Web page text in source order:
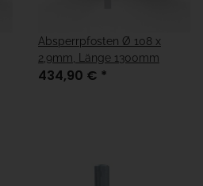
Absperrpfosten Ø 108 x
2,9mm, Länge 1300mm
434,90 € *